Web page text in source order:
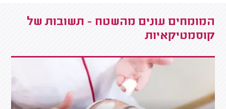
המומחים עונים מהשטח - תשובות של
קוסמטיקאיות